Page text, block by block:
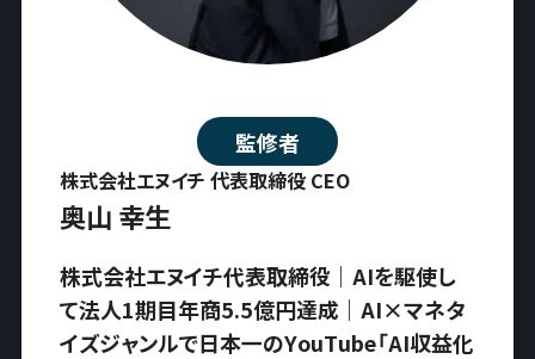
監修者
株式会社エヌイチ 代表取締役 CEO
奥山 幸生
株式会社エヌイチ代表取締役｜AIを駆使し
て法人1期目年商5.5億円達成｜AI×マネタ
イズジャンルで日本一のYouTube「AI収益化